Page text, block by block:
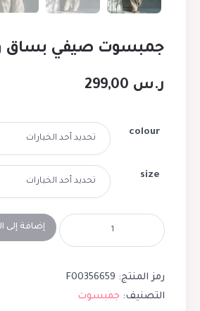
جمبسوت صيفي بساق
ر.س
colour
size
إضافة إلى
رمز المنتج: F00356659
التصنيف: جمبسوت